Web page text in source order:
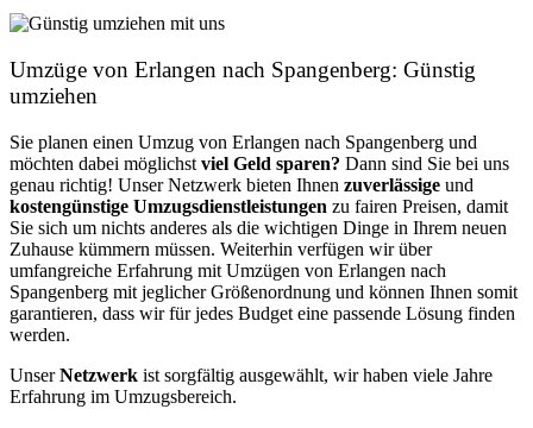
Umzüge von Erlangen nach Spangenberg: Günstig
umziehen
Sie planen einen Umzug von Erlangen nach Spangenberg und
möchten dabei möglichst viel Geld sparen? Dann sind Sie bei uns
genau richtig! Unser Netzwerk bieten Ihnen zuverlässige und
kostengünstige Umzugsdienstleistungen zu fairen Preisen, damit
Sie sich um nichts anderes als die wichtigen Dinge in Ihrem neuen
Zuhause kümmern müssen. Weiterhin verfügen wir über
umfangreiche Erfahrung mit Umzügen von Erlangen nach
Spangenberg mit jeglicher Größenordnung und können Ihnen somit
garantieren, dass wir für jedes Budget eine passende Lösung finden
werden.
UnserNetzwerk ist sorgfältig ausgewählt, wir haben viele Jahre
Erfahrung im Umzugsbereich.